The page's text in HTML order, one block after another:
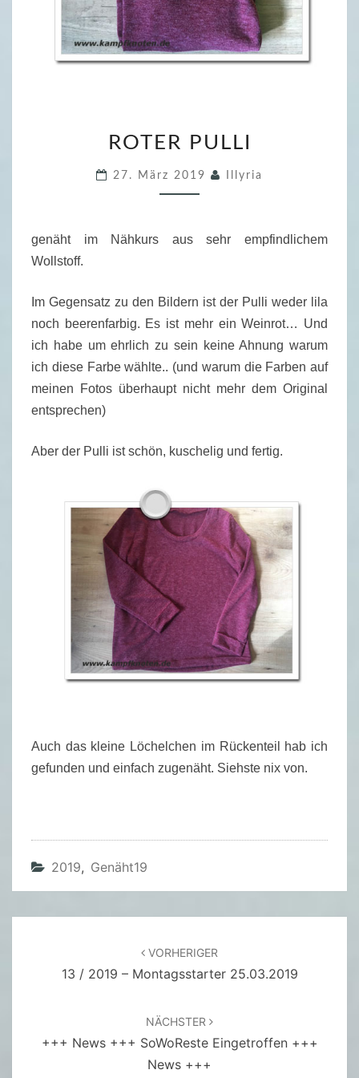
O
T
E
P
L
ROTER PULLI
27. März 2019 Illyria
genäht im Nähkurs aus sehr empfindlichem
Wollstoff.
Im Gegensatz zu den Bildern ist der Pulli weder lila
noch beerenfarbig. Es ist mehr ein Weinrot… Und
ich habe um ehrlich zu sein keine Ahnung warum
ich diese Farbe wählte.. (und warum die Farben auf
meinen Fotos überhaupt nicht mehr dem Original
entsprechen)
Aber der Pulli ist schön, kuschelig und fertig.
Auch das kleine Löchelchen im Rückenteil hab ich
gefunden und einfach zugenäht. Siehste nix von.
2019, Genäht19
VORHERIGER
13 / 2019 – Montagsstarter 25.03.2019
NÄCHSTER
+++ News +++ SoWoReste Eingetroffen +++
News +++